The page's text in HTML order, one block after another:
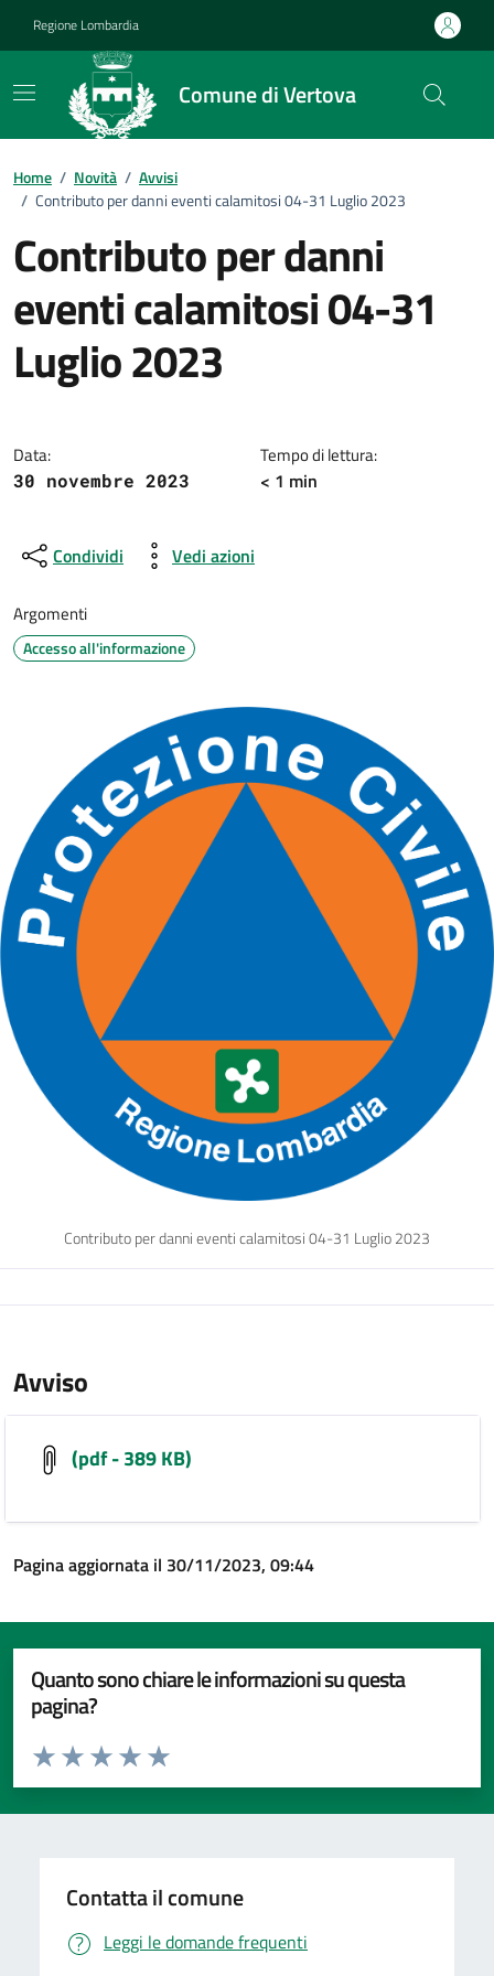
Regione Lombardia
Comune di Vertova
Home / Novità / Avvisi
/ Contributo per danni eventi calamitosi 04-31 Luglio 2023
Contributo per danni
eventi calamitosi 04-31
Luglio 2023
Data:
30 novembre 2023
Tempo di lettura:
< 1 min
Condividi Vedi azioni
Argomenti
Accesso all'informazione
Contributo per danni eventi calamitosi 04-31 Luglio 2023
Avviso
(pdf - 389 KB)
Pagina aggiornata il 30/11/2023, 09:44
Quanto sono chiare le informazioni su questa
pagina?
Valuta da 1 a 5 stelle la pagina
Valuta 5 stelle su 5
Valuta 4 stelle su 5
Valuta 3 stelle su 5
Valuta 2 stelle su 5
Valuta 1 stelle su 5
Contatta il comune
Leggi le domande frequenti